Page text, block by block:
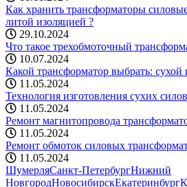
Как хранить трансформаторы
литой изоляцией ?
29.10.2024
Что такое трехобмоточный
10.07.2024
Какой трансформатор выбрать:
11.05.2024
Технология изготовления сухих
11.05.2024
Ремонт магнитопровода
11.05.2024
Ремонт обмоток силовых
11.05.2024
ШумерляСанкт-ПетербургНижний
НовгородНовосибирскЕкатеринбург